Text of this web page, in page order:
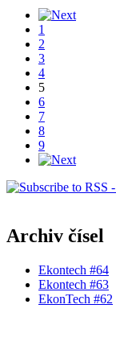
1
2
3
4
5
6
7
8
9
Archiv čísel
Ekontech #64
Ekontech #63
EkonTech #62